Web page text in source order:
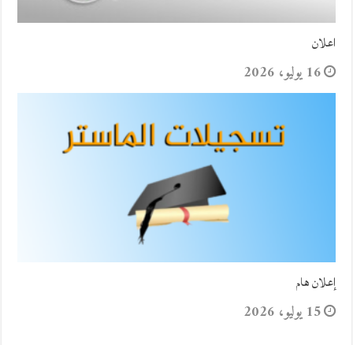
اعلان
16 يوليو، 2026
إعلان هام
15 يوليو، 2026